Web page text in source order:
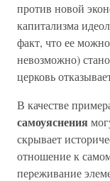
против новой
капитализма
факт, что ее
невозможно)
церковь
В качестве
самоуяснения
скрывает
отношение к
переживание